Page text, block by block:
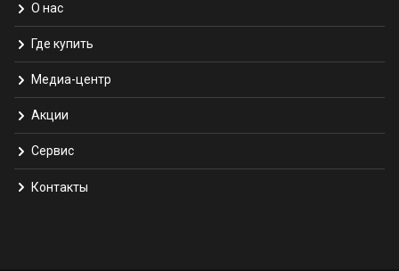
О нас
Где купить
Медиа-центр
Акции
Сервис
Контакты